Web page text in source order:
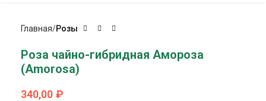
Главная Розы
Роза чайно-гибридная Амороза
(Amorosa)
340,00 ₽